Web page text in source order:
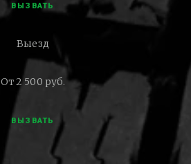
ВЫЗВАТЬ
Выезд
От 2 500 руб.
ВЫЗВАТЬ